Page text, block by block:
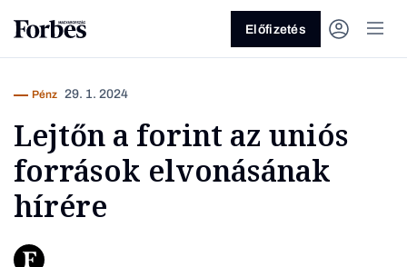
Előfizetés
Pénz 29. 1. 2024
Lejtőn a forint az uniós
források elvonásának
hírére